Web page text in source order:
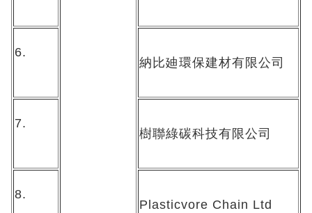
6.
納比廸環保建材有限公司
7.
樹聯綠碳科技有限公司
8.
Plasticvore Chain Ltd